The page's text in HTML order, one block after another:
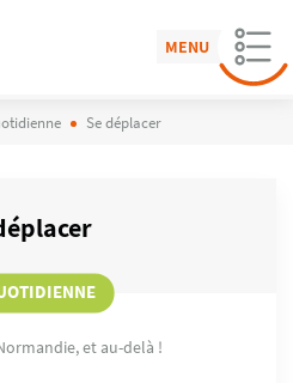
MENU
Se déplacer
et au-delà !